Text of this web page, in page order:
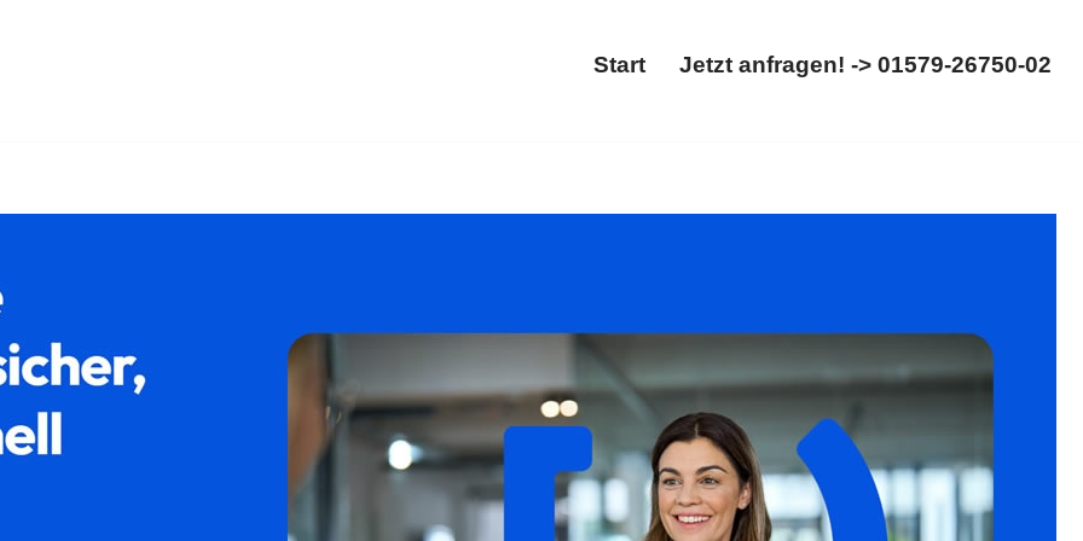
Start Jetzt anfragen! -> 01579-26750-02